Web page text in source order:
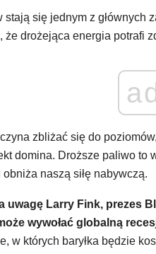
stają się jednym z
że drożejąca energia potrafi
zbliżać się do
domina. Droższe paliwo to
naszą siłę nabywczą.
uwagę Larry Fink, prezes
wywołać globalną
w których baryłka będzie